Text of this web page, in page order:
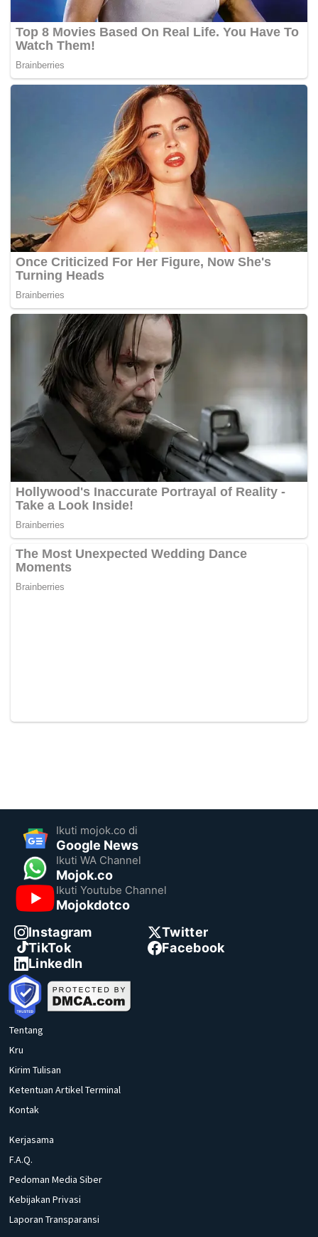
Ikuti mojok.co di
Google News
Ikuti WA Channel
Mojok.co
Ikuti Youtube Channel
Mojokdotco
Instagram
Twitter
TikTok
Facebook
LinkedIn
Tentang
Kru
Kirim Tulisan
Ketentuan Artikel Terminal
Kontak
Kerjasama
F.A.Q.
Pedoman Media Siber
Kebijakan Privasi
Laporan Transparansi